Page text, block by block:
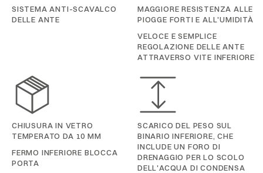
SISTEMA ANTI-SCAVALCO
DELLE ANTE
MAGGIORE RESISTENZA ALLE
PIOGGE FORTI E ALL'UMIDITÀ
VELOCE E SEMPLICE
REGOLAZIONE DELLE ANTE
ATTRAVERSO VITE INFERIORE
CHIUSURA IN VETRO
TEMPERATO DA 10 MM
FERMO INFERIORE BLOCCA
PORTA
SCARICO DEL PESO SUL
BINARIO INFERIORE, CHE
INCLUDE UN FORO DI
DRENAGGIO PER LO SCOLO
DELL'ACQUA DI CONDENSA